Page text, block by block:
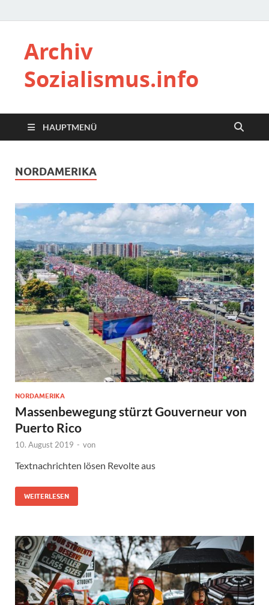
Archiv
Sozialismus.info
HAUPTMENÜ
NORDAMERIKA
NORDAMERIKA
Massenbewegung stürzt Gouverneur von
Puerto Rico
10. August 2019 - von
Textnachrichten lösen Revolte aus
WEITERLESEN